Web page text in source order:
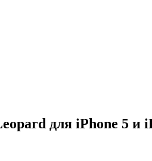
для iPhone 5 и